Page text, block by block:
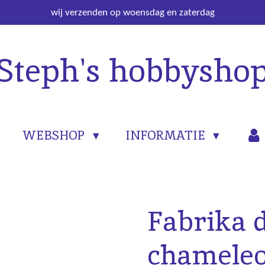
wij verzenden op woensdag en zaterdag
WEBSHOP INFORMATIE
Fabrika